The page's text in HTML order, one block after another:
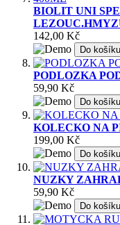
BIOLIT UNI
142,00 Kč
Do košíku
PODLOZKA
59,90 Kč
Do košíku
KOLECKO NA
199,00 Kč
Do košíku
NUZKY
59,90 Kč
Do košíku